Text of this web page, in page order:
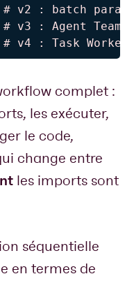
v2 : batch
v3 : Agent Teams
v4 : Task Worker
complet :
les exécuter,
le code,
change entre
les imports sont
séquentielle
en termes de